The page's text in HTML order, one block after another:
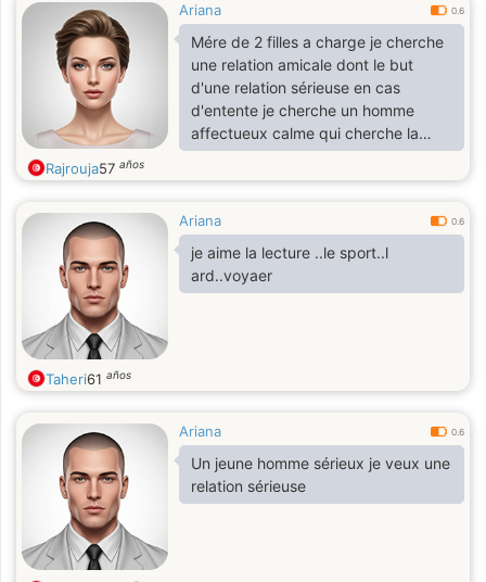
Ariana 0.6
Mére de 2 filles a charge je cherche
une relation amicale dont le but
d'une relation sérieuse en cas
d'entente je cherche un homme
affectueux calme qui cherche la
stabilité et avoir une compagnie
Rajrouja57 años
Ariana 0.6
je aime la lecture ..le sport..l
ard..voyaer
Taheri61 años
Ariana 0.6
Un jeune homme sérieux je veux une
relation sérieuse